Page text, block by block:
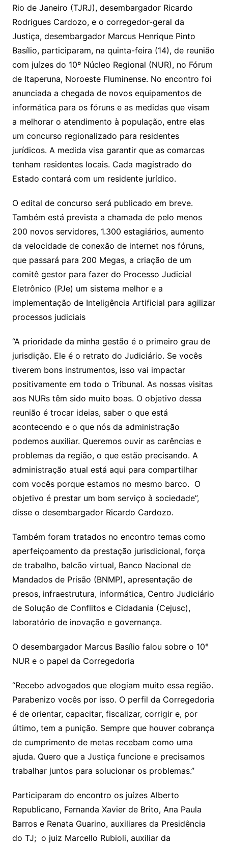
Rio de Janeiro (TJRJ), desembargador Ricardo
Rodrigues Cardozo, e o corregedor-geral da
Justiça, desembargador Marcus Henrique Pinto
Basílio, participaram, na quinta-feira (14), de reunião
com juízes do 10º Núcleo Regional (NUR), no Fórum
de Itaperuna, Noroeste Fluminense. No encontro foi
anunciada a chegada de novos equipamentos de
informática para os fóruns e as medidas que visam
a melhorar o atendimento à população, entre elas
um concurso regionalizado para residentes
jurídicos. A medida visa garantir que as comarcas
tenham residentes locais. Cada magistrado do
Estado contará com um residente jurídico.
O edital de concurso será publicado em breve.
Também está prevista a chamada de pelo menos
200 novos servidores, 1.300 estagiários, aumento
da velocidade de conexão de internet nos fóruns,
que passará para 200 Megas, a criação de um
comitê gestor para fazer do Processo Judicial
Eletrônico (PJe) um sistema melhor e a
implementação de Inteligência Artificial para agilizar
processos judiciais
“A prioridade da minha gestão é o primeiro grau de
jurisdição. Ele é o retrato do Judiciário. Se vocês
tiverem bons instrumentos, isso vai impactar
positivamente em todo o Tribunal. As nossas visitas
aos NURs têm sido muito boas. O objetivo dessa
reunião é trocar ideias, saber o que está
acontecendo e o que nós da administração
podemos auxiliar. Queremos ouvir as carências e
problemas da região, o que estão precisando. A
administração atual está aqui para compartilhar
com vocês porque estamos no mesmo barco. O
objetivo é prestar um bom serviço à sociedade”,
disse o desembargador Ricardo Cardozo.
Também foram tratados no encontro temas como
aperfeiçoamento da prestação jurisdicional, força
de trabalho, balcão virtual, Banco Nacional de
Mandados de Prisão (BNMP), apresentação de
presos, infraestrutura, informática, Centro Judiciário
de Solução de Conflitos e Cidadania (Cejusc),
laboratório de inovação e governança.
O desembargador Marcus Basílio falou sobre o 10°
NUR e o papel da Corregedoria
“Recebo advogados que elogiam muito essa região.
Parabenizo vocês por isso. O perfil da Corregedoria
é de orientar, capacitar, fiscalizar, corrigir e, por
último, tem a punição. Sempre que houver cobrança
de cumprimento de metas recebam como uma
ajuda. Quero que a Justiça funcione e precisamos
trabalhar juntos para solucionar os problemas.”
Participaram do encontro os juízes Alberto
Republicano, Fernanda Xavier de Brito, Ana Paula
Barros e Renata Guarino, auxiliares da Presidência
do TJ; o juiz Marcello Rubioli, auxiliar da